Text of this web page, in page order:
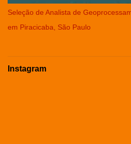
Seleção de Analista de
em Piracicaba, São Paulo
Instagram